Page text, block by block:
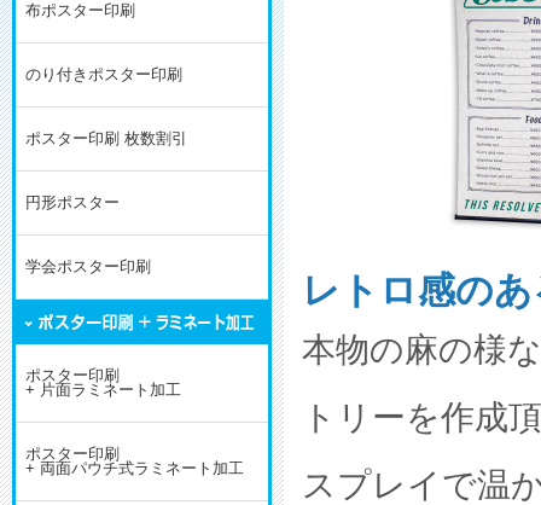
布ポスター印刷
のり付きポスター印刷
ポスター印刷 枚数割引
円形ポスター
学会ポスター印刷
ポスター印刷
+ 片面ラミネート加工
ポスター印刷
+ 両面パウチ式ラミネート加工
レトロ感の
本物の麻の様
トリーを作成
スプレイで温